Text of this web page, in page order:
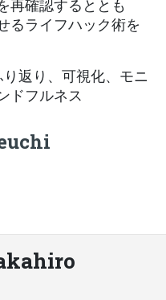
再確認するととも
るライフハック術を
返り、可視化、モニ
ドフルネス